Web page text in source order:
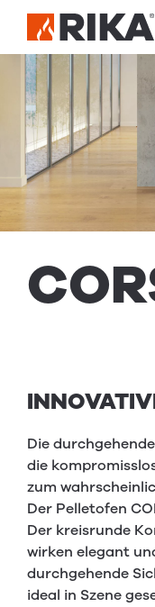
Die
die
zum
Der Pelletofen
Der kreisrunde
wirken elegant
durchgehende
ideal in Szene